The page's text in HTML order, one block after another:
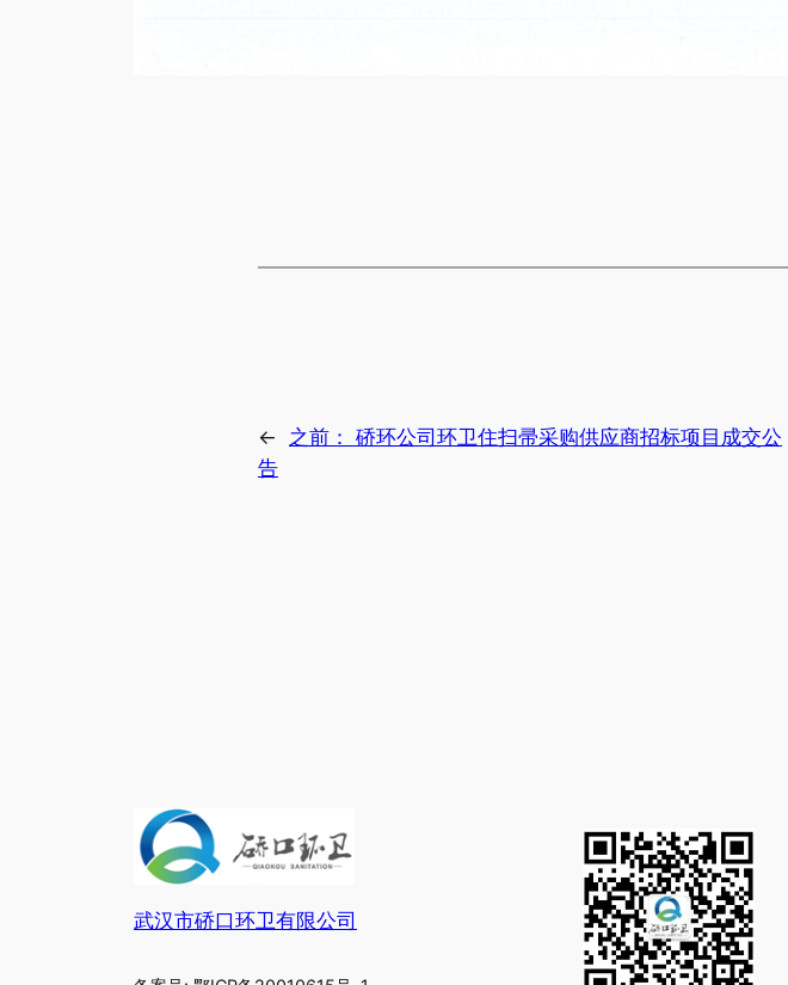
← 之前： 硚环公司环卫住扫帚采购供应商招标项目成交公
告
武汉市硚口环卫有限公司